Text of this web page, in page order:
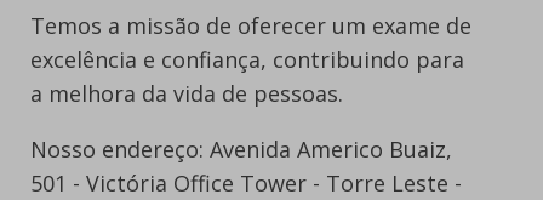
Temos a missão de oferecer um exame de
excelência e confiança, contribuindo para
a melhora da vida de pessoas.
Nosso endereço: Avenida Americo Buaiz,
501 - Victória Office Tower - Torre Leste -